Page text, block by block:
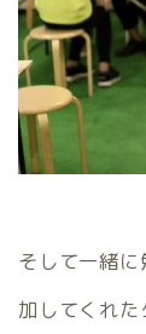
そして一緒
加してくれ